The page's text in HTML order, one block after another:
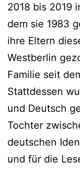
2018 bis 2019
dem sie 1983
ihre Eltern
Westberlin
Familie seit
Stattdessen
und Deutsch
Tochter
deutschen
und für die